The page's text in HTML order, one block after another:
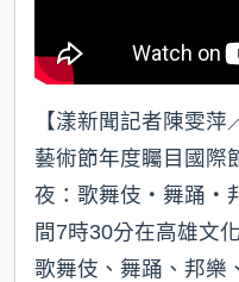
【漾新聞記者陳雯
藝術節年度矚目國際
夜：歌舞伎・舞踊・
間7時30分在高雄文
歌舞伎、舞踊、邦樂